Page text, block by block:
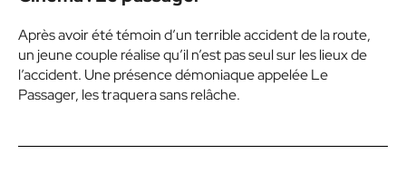
Après avoir été témoin d’un terrible accident de la route,
un jeune couple réalise qu’il n’est pas seul sur les lieux de
l’accident. Une présence démoniaque appelée Le
Passager, les traquera sans relâche.